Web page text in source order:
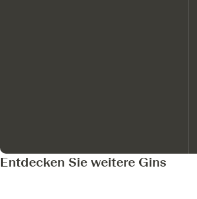
Entdecken Sie weitere Gins